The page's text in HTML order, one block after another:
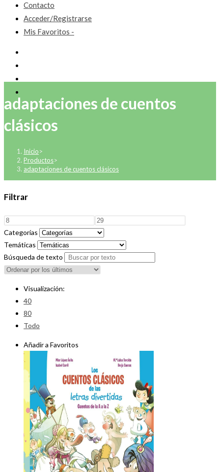
Contacto
Acceder/Registrarse
Mis Favoritos -
adaptaciones de cuentos
clásicos
Inicio>
Productos>
adaptaciones de cuentos clásicos
Filtrar
Categorías
Temáticas
Búsqueda de texto
Visualización:
40
80
Todo
Añadir a Favoritos